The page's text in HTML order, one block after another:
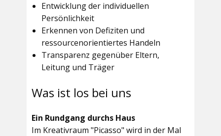
Entwicklung der individuellen
Persönlichkeit
Erkennen von Defiziten und
ressourcenorientiertes Handeln
Transparenz gegenüber Eltern,
Leitung und Träger
Was ist los bei uns
Ein Rundgang durchs Haus
Im Kreativraum "Picasso" wird in der Mal